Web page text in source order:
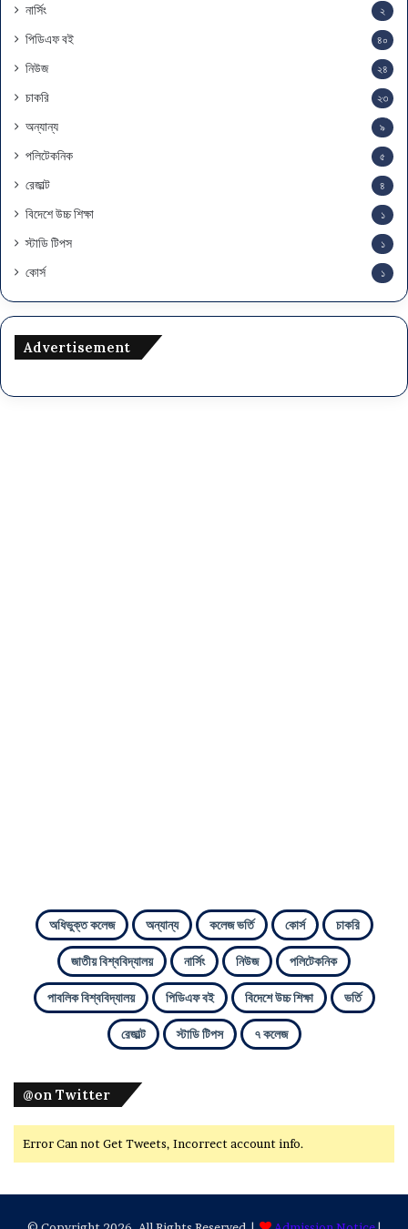
নার্সিং ২
পিডিএফ বই ৪০
নিউজ ২৪
চাকরি ২৩
অন্যান্য ৯
পলিটেকনিক ৫
রেজাল্ট ৪
বিদেশে উচ্চ শিক্ষা ১
স্টাডি টিপস ১
কোর্স ১
Advertisement
অধিভুক্ত কলেজ অন্যান্য কলেজ ভর্তি কোর্স চাকরি
জাতীয় বিশ্ববিদ্যালয় নার্সিং নিউজ পলিটেকনিক
পাবলিক বিশ্ববিদ্যালয় পিডিএফ বই বিদেশে উচ্চ শিক্ষা ভর্তি
রেজাল্ট স্টাডি টিপস ৭ কলেজ
@on Twitter
Error Can not Get Tweets, Incorrect account info.